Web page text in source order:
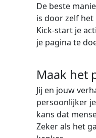
De beste
is door zelf het
Kick-start je
je pagina te
Maak het
Jij en jouw
persoonlijker
kans dat
Zeker als het